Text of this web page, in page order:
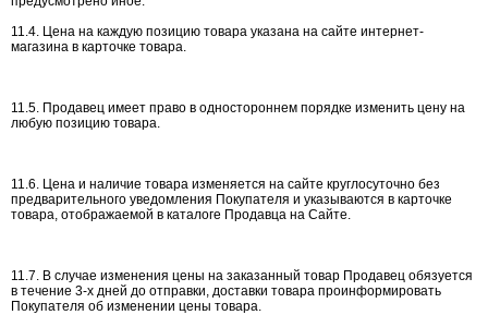
11.4. Цена на каждую позицию товара указана на сайте интернет-
магазина в карточке товара.
11.5. Продавец имеет право в одностороннем порядке изменить цену на
любую позицию товара.
11.6. Цена и наличие товара изменяется на сайте круглосуточно без
предварительного уведомления Покупателя и указываются в карточке
товара, отображаемой в каталоге Продавца на Сайте.
11.7. В случае изменения цены на заказанный товар Продавец обязуется
в течение 3-х дней до отправки, доставки товара проинформировать
Покупателя об изменении цены товара.